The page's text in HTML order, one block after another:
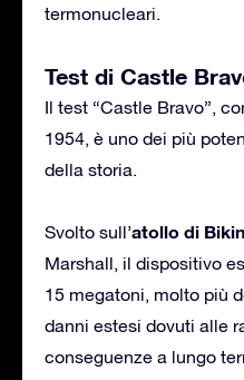
termonucleari.
Test di Castle
Il test “Castle Bravo”,
1954, è uno dei più
della storia.
Svolto sull’atollo di
Marshall, il dispositivo
15 megatoni, molto più
danni estesi dovuti alle
conseguenze a lungo